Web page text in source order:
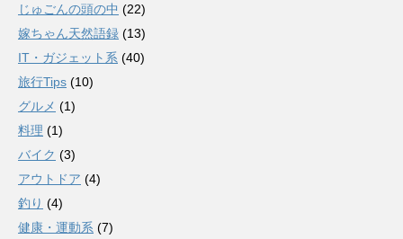
じゅごんの頭の中 (22)
嫁ちゃん天然語録 (13)
IT・ガジェット系 (40)
旅行Tips (10)
グルメ (1)
料理 (1)
バイク (3)
アウトドア (4)
釣り (4)
健康・運動系 (7)